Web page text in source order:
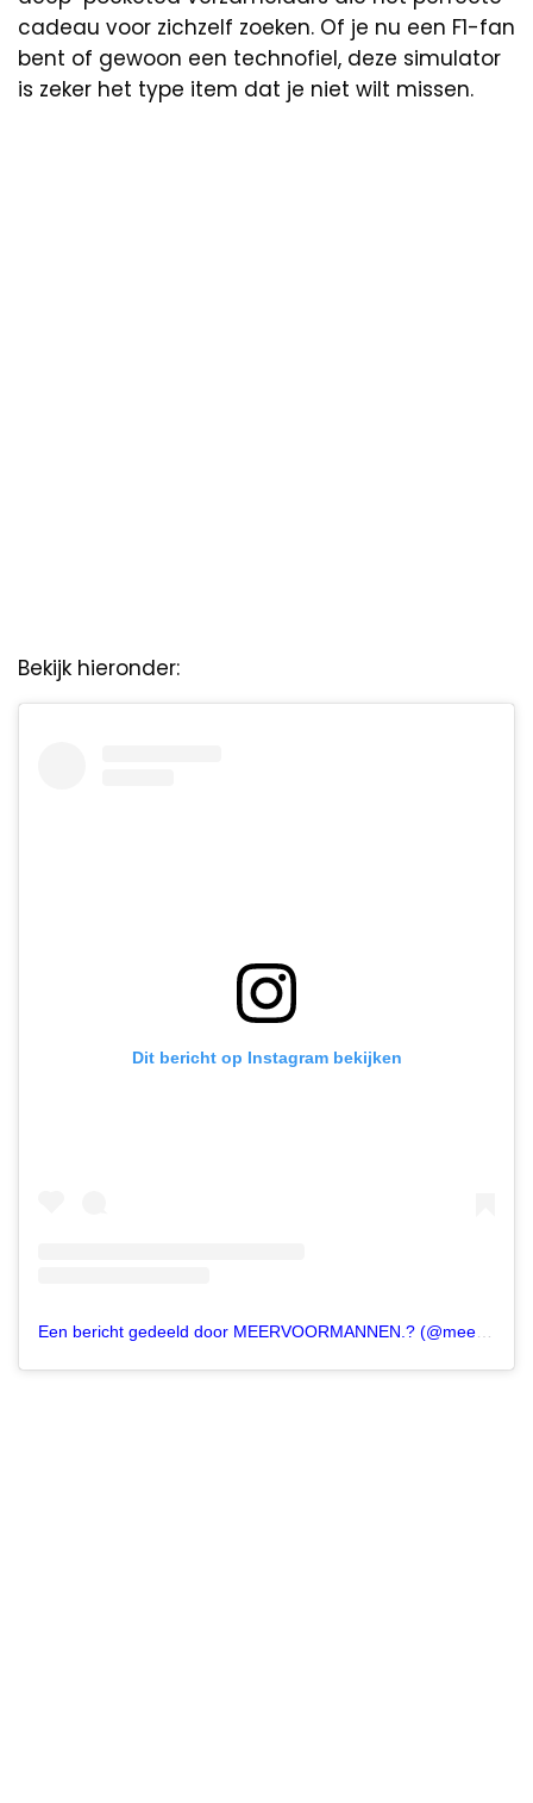
cadeau voor zichzelf zoeken. Of je nu een F1-fan
bent of gewoon een technofiel, deze simulator
is zeker het type item dat je niet wilt missen.
Bekijk hieronder:
Dit bericht op Instagram bekijken
Een bericht gedeeld door MEERVOORMANNEN.? (@meervoormannen)